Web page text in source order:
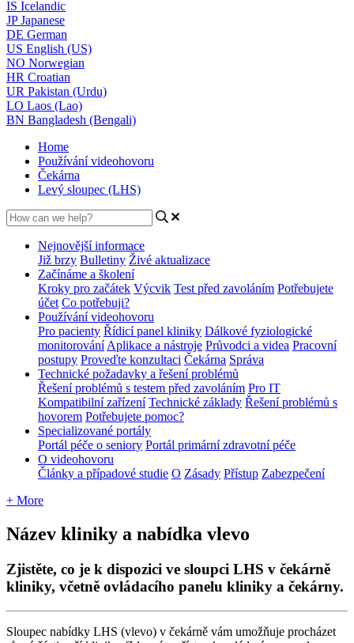
IS Icelandic
JPJapanese
DE German
US English (US)
NO Norwegian
HR Croatian
UR Pakistan (Urdu)
LO Laos (Lao)
BN Bangladesh (Bengali)
Home
Používání videohovoru
Čekárna
Levý sloupec (LHS)
Nejnovější informace
Již brzy Bulletiny Živé aktualizace
Začínáme a školení
Kroky pro začátek Výcvik Test před zavoláním Potřebujete
účet Co potřebuji?
Používání videohovoru
Pro pacienty Řídicí panel kliniky Dálkové fyziologické
monitorování Aplikace a nástroje Průvodci a videa Pracovní
postupy Proveďte konzultaci Čekárna Správa
Technické požadavky a řešení problémů
Řešení problémů s testem před zavoláním Pro IT
Kompatibilní zařízení Technické základy Řešení problémů s
hovorem Potřebujete pomoc?
Specializované portály
Portál péče o seniory Portál primární zdravotní péče
O videohovoru
Články a případové studie O Zásady Přístup Zabezpečení
+ More
Název kliniky a nabídka vlevo
Zjistěte, co je k dispozici ve sloupci LHS v čekárně
kliniky, včetně ovládacího panelu kliniky a čekárny.
Sloupec nabídky LHS (vlevo) v čekárně vám umožňuje procházet